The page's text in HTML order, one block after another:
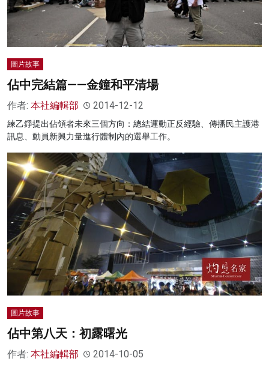
圖片故事
佔中完結篇——金鐘和平清場
作者: 本社編輯部 2014-12-12
練乙錚提出佔領者未來三個方向：總結運動正反經驗、傳播民主護港
訊息、動員新興力量進行體制內的選舉工作。
圖片故事
佔中第八天：初露曙光
作者: 本社編輯部 2014-10-05